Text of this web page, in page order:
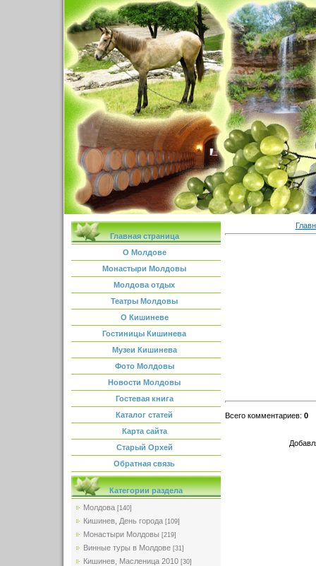
Главная страница
О Молдове
Монастыри Молдовы
Молдова отдых
Театры Молдовы
О Кишиневе
Гостиницы Кишинева
Музеи Кишинева
Фото Молдовы
Новости Молдовы
Гостевая книга
Каталог статей
Карта сайта
Старый Орхей
Обратная связь
Категории раздела
Молдова [140]
Кишинев, День города [109]
Монастыри Молдовы [219]
Винные туры в Молдове [31]
Кишинев, Масленица 2010 [30]
Всего комментариев: 0